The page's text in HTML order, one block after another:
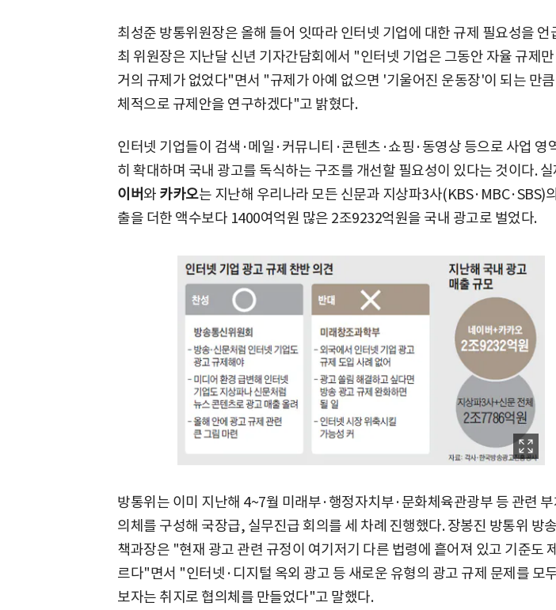
최성준 방통위원장은 올해 들어 잇따라 인터넷 기업에 대한 규제 필요성을 언
최 위원장은 지난달 신년 기자간담회에서 "인터넷 기업은 그동안 자율 규제
거의 규제가 없었다"면서 "규제가 아예 없으면 '기울어진 운동장'이 되는 만
체적으로 규제안을 연구하겠다"고 밝혔다.
인터넷 기업들이 검색·메일·커뮤니티·콘텐츠·쇼핑·동영상 등으로 사업 영
히 확대하며 국내 광고를 독식하는 구조를 개선할 필요성이 있다는 것이다.
이버와 카카오는 지난해 우리나라 모든 신문과 지상파3사(KBS·MBC·SBS)
출을 더한 액수보다 1400여억원 많은 2조9232억원을 국내 광고로 벌었다.
방통위는 이미 지난해 4~7월 미래부·행정자치부·문화체육관광부 등 관련 부
의체를 구성해 국장급, 실무진급 회의를 세 차례 진행했다. 장봉진 방통위 방
책과장은 "현재 광고 관련 규정이 여기저기 다른 법령에 흩어져 있고 기준도
르다"면서 "인터넷·디지털 옥외 광고 등 새로운 유형의 광고 규제 문제를 모
보자는 취지로 협의체를 만들었다"고 말했다.